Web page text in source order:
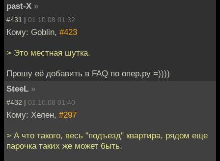
past-X »
#431 | 01.10.08 01:32
Кому: Goblin, #423
> Это местная шутка.
Прошу её добавить в FAQ по опер.ру =))))
SteeL »
#432 | 01.10.08 01:40
Кому: Хелен, #297
> А что такого, весь "подъезд" квартира, рядом еще
парочка таких же может быть.